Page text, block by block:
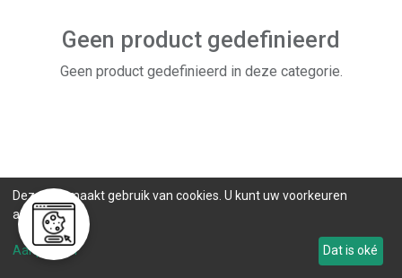
Geen product gedefinieerd
Geen product gedefinieerd in deze categorie.
Deze site maakt gebruik van cookies. U kunt uw voorkeuren
aanpassen.
Aanpassen Dat is oké